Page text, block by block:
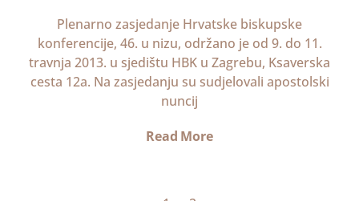
Plenarno zasjedanje Hrvatske biskupske
konferencije, 46. u nizu, održano je od 9. do 11.
travnja 2013. u sjedištu HBK u Zagrebu, Ksaverska
cesta 12a. Na zasjedanju su sudjelovali apostolski
nuncij
Read More